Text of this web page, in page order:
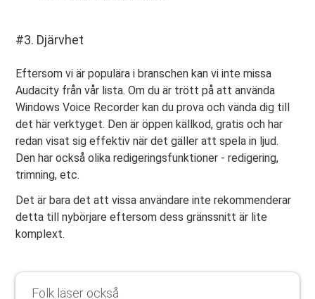
#3. Djärvhet
Eftersom vi är populära i branschen kan vi inte missa
Audacity från vår lista. Om du är trött på att använda
Windows Voice Recorder kan du prova och vända dig till
det här verktyget. Den är öppen källkod, gratis och har
redan visat sig effektiv när det gäller att spela in ljud.
Den har också olika redigeringsfunktioner - redigering,
trimning, etc.
Det är bara det att vissa användare inte rekommenderar
detta till nybörjare eftersom dess gränssnitt är lite
komplext.
Folk läser också